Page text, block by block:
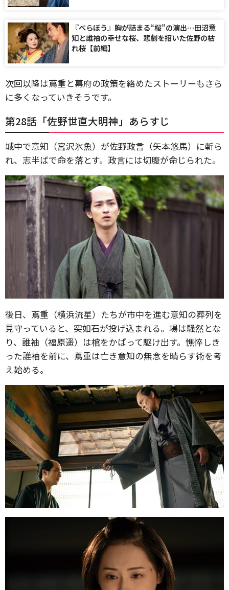
『べらぼう』胸が詰まる“桜”の演出…田沼意
知と誰袖の幸せな桜、悲劇を招いた佐野の枯
れ桜【前編】
次回以降は蔦重と幕府の政策を絡めたストーリーもさら
に多くなっていきそうです。
第28話「佐野世直大明神」あらすじ
城中で意知（宮沢氷魚）が佐野政言（矢本悠馬）に斬ら
れ、志半ばで命を落とす。政言には切腹が命じられた。
後日、蔦重（横浜流星）たちが市中を進む意知の葬列を
見守っていると、突如石が投げ込まれる。場は騒然とな
り、誰袖（福原遥）は棺をかばって駆け出す。憔悴しき
った誰袖を前に、蔦重は亡き意知の無念を晴らす術を考
え始める。